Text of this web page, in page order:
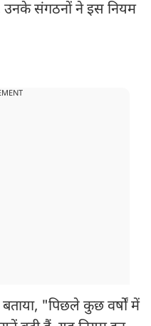
उनके संगठनों ने इस नियम
"पिछले कुछ वर्षों में